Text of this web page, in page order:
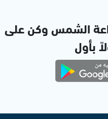
الشمس وكن على
بأول